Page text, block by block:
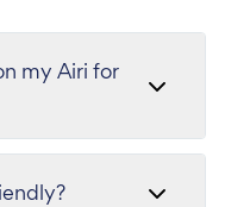
my Airi for